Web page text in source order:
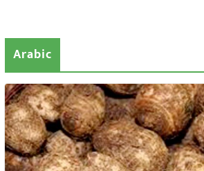
Arabic